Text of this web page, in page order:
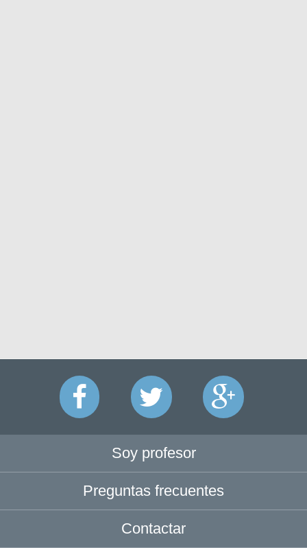
Soy profesor
Preguntas frecuentes
Contactar